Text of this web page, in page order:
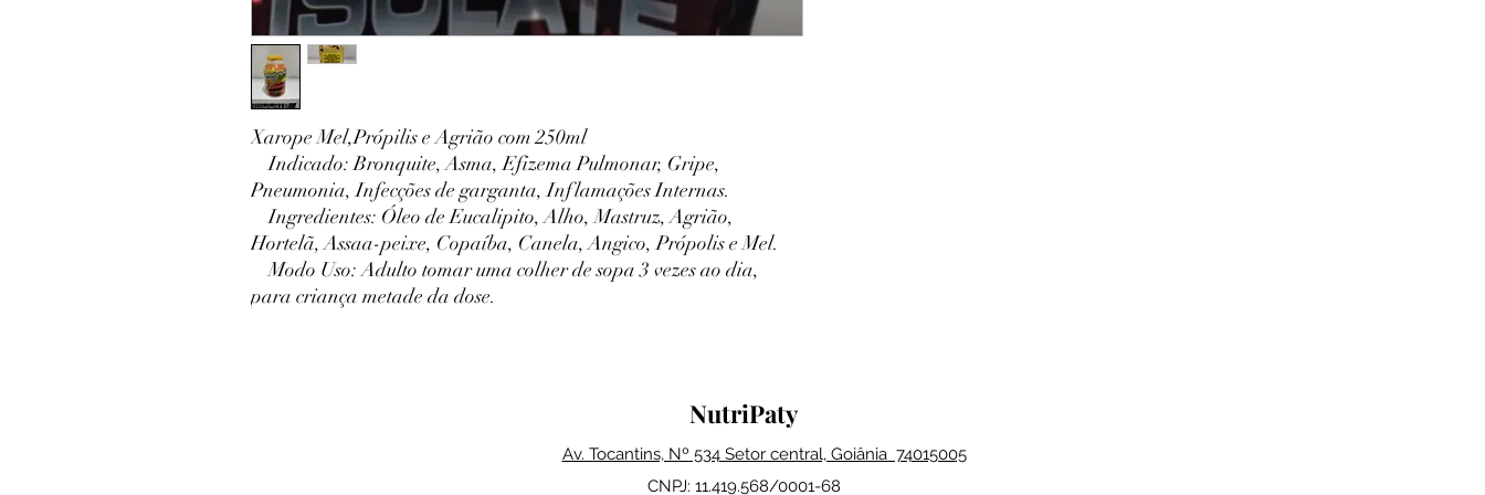
Xarope Mel,Própilis e Agrião com 250ml
Indicado: Bronquite, Asma, Efizema Pulmonar, Gripe,
Pneumonia, Infecções de garganta, Inflamações Internas.
Ingredientes: Óleo de Eucalipito, Alho, Mastruz, Agrião,
Hortelã, Assaa-peixe, Copaíba, Canela, Angico, Própolis e Mel.
Modo Uso: Adulto tomar uma colher de sopa 3 vezes ao dia,
para criança metade da dose.
NutriPaty
Av. Tocantins, Nº 534 Setor central, Goiânia 74015005
CNPJ: 11.419.568/0001-68